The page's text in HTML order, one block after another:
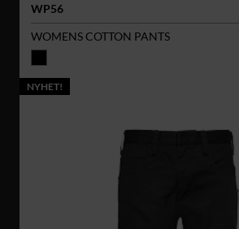
WP56
WOMENS COTTON PANTS
NYHET!